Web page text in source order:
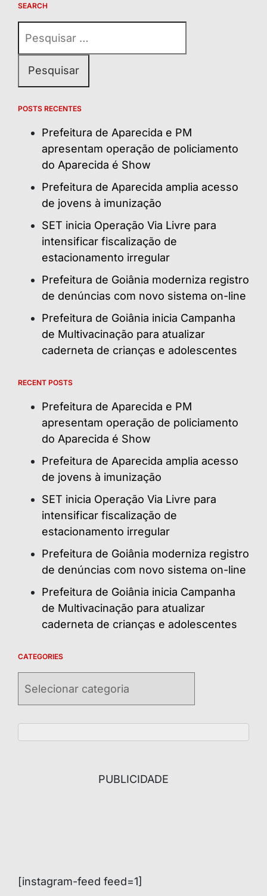
SEARCH
por:
POSTS RECENTES
Prefeitura de Aparecida e PM
apresentam operação de policiamento
do Aparecida é Show
Prefeitura de Aparecida amplia acesso
de jovens à imunização
SET inicia Operação Via Livre para
intensificar fiscalização de
estacionamento irregular
Prefeitura de Goiânia moderniza registro
de denúncias com novo sistema on-line
Prefeitura de Goiânia inicia Campanha
de Multivacinação para atualizar
caderneta de crianças e adolescentes
RECENT POSTS
Prefeitura de Aparecida e PM
apresentam operação de policiamento
do Aparecida é Show
Prefeitura de Aparecida amplia acesso
de jovens à imunização
SET inicia Operação Via Livre para
intensificar fiscalização de
estacionamento irregular
Prefeitura de Goiânia moderniza registro
de denúncias com novo sistema on-line
Prefeitura de Goiânia inicia Campanha
de Multivacinação para atualizar
caderneta de crianças e adolescentes
CATEGORIES
PUBLICIDADE
[instagram-feed feed=1]